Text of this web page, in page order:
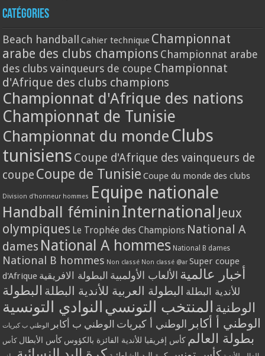
Catégories
Beach handball Cahier technique Championnat
arabe des clubs champions Championnat arabe
des clubs vainqueurs de coupe Championnat
d'Afrique des clubs champions
Championnat d'Afrique des nations
Championnat de Tunisie
Championnat du monde Clubs
tunisiens Coupe d'Afrique des vainqueurs de
coupe Coupe de Tunisie Coupe du monde des clubs
Division d'honneur hommes Equipe nationale
Handball féminin International Jeux
olympiques Le Trophée des Champions National A
dames National A hommes National B dames
National B hommes Non classé Non classé @ar Super coupe
d'Afrique
أخبار عالمية الألعاب الأولمبية البطولة الافريقية
للأندية البطلة البطولة العربية للأندية البطلة البطولة
الوطنية المنتخب التونسي النوادي التونسية
الوطني أ أكابر الوطني أ كبريات الوطني ب أكابر الوطني ب كبريات
بطولة العالم كأس إفريقيا للأندية الفائزة بالكؤوس كأس الأبطال كأس